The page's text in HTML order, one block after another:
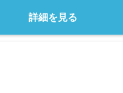
詳細を見る